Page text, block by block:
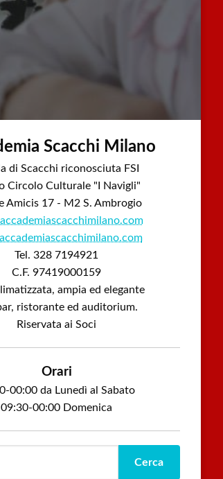
Scacchi Milano
di Scacchi riconosciuta FSI
Circolo Culturale "I Navigli"
Amicis 17 - M2 S. Ambrogio
Tel. 328 7194921
C.F. 97419000159
ampia ed elegante
ristorante ed auditorium.
Riservata ai Soci
Orari
00:00 da Lunedì al Sabato
09:30-00:00 Domenica